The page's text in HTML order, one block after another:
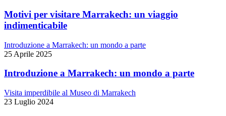
Motivi per visitare Marrakech: un viaggio
indimenticabile
Introduzione a Marrakech: un mondo a parte
25 Aprile 2025
Introduzione a Marrakech: un mondo a parte
Visita imperdibile al Museo di Marrakech
23 Luglio 2024